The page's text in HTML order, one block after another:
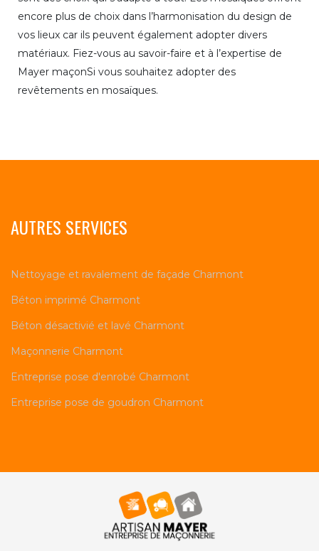
encore plus de choix dans l’harmonisation du design de
vos lieux car ils peuvent également adopter divers
matériaux. Fiez-vous au savoir-faire et à l’expertise de
Mayer maçonSi vous souhaitez adopter des
revêtements en mosaïques.
AUTRES SERVICES
Nettoyage et ravalement de façade Charmont
Béton imprimé Charmont
Béton désactivié et lavé Charmont
Maçonnerie Charmont
Entreprise pose d'enrobé Charmont
Entreprise pose de goudron Charmont